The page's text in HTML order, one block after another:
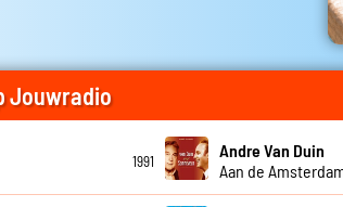
Jouwradio
1991
Andre Van Duin
Aan de